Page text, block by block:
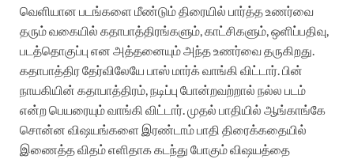
வெளியான படங்களை மீண்டும் திரையில் பார்த்த உணர்வை
தரும் வகையில் கதாபாத்திரங்களும், காட்சிகளும், ஒளிப்பதிவு,
படத்தொகுப்பு என அத்தனையும் அந்த உணர்வை தருகிறது.
கதாபாத்திர தேர்விலேயே பாஸ் மார்க் வாங்கி விட்டார். பின்
நாயகியின் கதாபாத்திரம், நடிப்பு போன்றவற்றால் நல்ல படம்
என்ற பெயரையும் வாங்கி விட்டார். முதல் பாதியில் ஆங்காங்கே
சொன்ன விஷயங்களை இரண்டாம் பாதி திரைக்கதையில்
இணைத்த விதம் எளிதாக கடந்து போகும் விஷயத்தை